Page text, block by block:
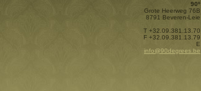
90º
Grote Heerweg 76B
8791 Beveren-Leie
T +32.09.381.13.70
F +32.09.381.13.79
E
info@90degrees.be